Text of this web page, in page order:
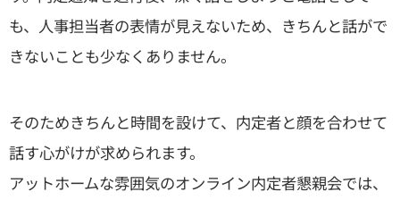
も、人事担当者の表情が見えないため、きちんと話がで
きないことも少なくありません。
そのためきちんと時間を設けて、内定者と顔を合わせて
話す心がけが求められます。
アットホームな雰囲気のオンライン内定者懇親会では、